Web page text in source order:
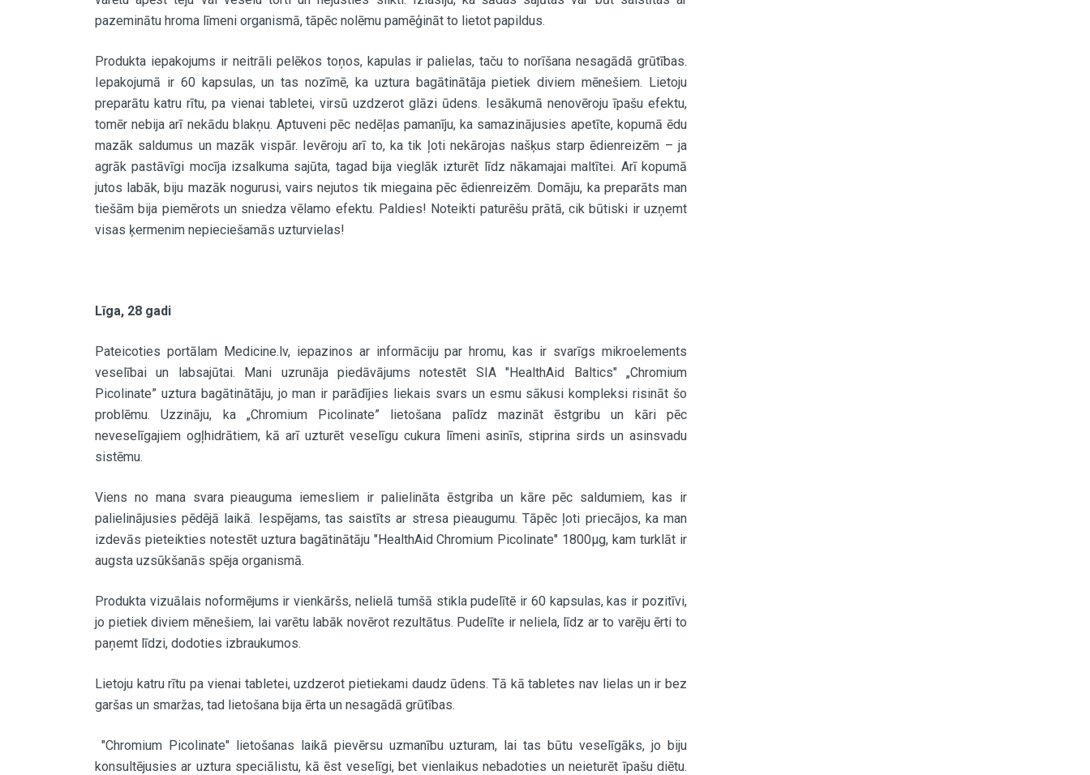
pazeminātu hroma līmeni organismā, tāpēc nolēmu pamēģināt to lietot papildus.
Produkta iepakojums ir neitrāli pelēkos toņos, kapulas ir palielas, taču to norīšana nesagādā grūtības.
Iepakojumā ir 60 kapsulas, un tas nozīmē, ka uztura bagātinātāja pietiek diviem mēnešiem. Lietoju
preparātu katru rītu, pa vienai tabletei, virsū uzdzerot glāzi ūdens. Iesākumā nenovēroju īpašu efektu,
tomēr nebija arī nekādu blakņu. Aptuveni pēc nedēļas pamanīju, ka samazinājusies apetīte, kopumā ēdu
mazāk saldumus un mazāk vispār. Ievēroju arī to, ka tik ļoti nekārojas našķus starp ēdienreizēm – ja
agrāk pastāvīgi mocīja izsalkuma sajūta, tagad bija vieglāk izturēt līdz nākamajai maltītei. Arī kopumā
jutos labāk, biju mazāk nogurusi, vairs nejutos tik miegaina pēc ēdienreizēm. Domāju, ka preparāts man
tiešām bija piemērots un sniedza vēlamo efektu. Paldies! Noteikti paturēšu prātā, cik būtiski ir uzņemt
visas ķermenim nepieciešamās uzturvielas!
Līga, 28 gadi
Pateicoties portālam Medicine.lv, iepazinos ar informāciju par hromu, kas ir svarīgs mikroelements
veselībai un labsajūtai. Mani uzrunāja piedāvājums notestēt SIA "HealthAid Baltics" „Chromium
Picolinate” uztura bagātinātāju, jo man ir parādījies liekais svars un esmu sākusi kompleksi risināt šo
problēmu. Uzzināju, ka „Chromium Picolinate” lietošana palīdz mazināt ēstgribu un kāri pēc
neveselīgajiem ogļhidrātiem, kā arī uzturēt veselīgu cukura līmeni asinīs, stiprina sirds un asinsvadu
sistēmu.
Viens no mana svara pieauguma iemesliem ir palielināta ēstgriba un kāre pēc saldumiem, kas ir
palielinājusies pēdējā laikā. Iespējams, tas saistīts ar stresa pieaugumu. Tāpēc ļoti priecājos, ka man
izdevās pieteikties notestēt uztura bagātinātāju "HealthAid Chromium Picolinate" 1800µg, kam turklāt ir
augsta uzsūkšanās spēja organismā.
Produkta vizuālais noformējums ir vienkāršs, nelielā tumšā stikla pudelītē ir 60 kapsulas, kas ir pozitīvi,
jo pietiek diviem mēnešiem, lai varētu labāk novērot rezultātus. Pudelīte ir neliela, līdz ar to varēju ērti to
paņemt līdzi, dodoties izbraukumos.
Lietoju katru rītu pa vienai tabletei, uzdzerot pietiekami daudz ūdens. Tā kā tabletes nav lielas un ir bez
garšas un smaržas, tad lietošana bija ērta un nesagādā grūtības.
"Chromium Picolinate" lietošanas laikā pievērsu uzmanību uzturam, lai tas būtu veselīgāks, jo biju
konsultējusies ar uztura speciālistu, kā ēst veselīgi, bet vienlaikus nebadoties un neieturēt īpašu diētu.